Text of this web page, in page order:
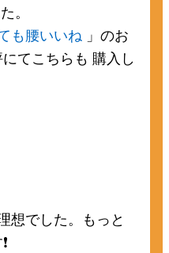
。
も腰いいね 」のお
てこちらも 購入し
想でした。もっと